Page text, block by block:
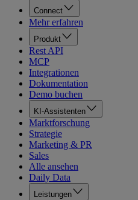
Connect
Mehr erfahren
Produkt
Rest API
MCP
Integrationen
Dokumentation
Demo buchen
KI-Assistenten
Marktforschung
Strategie
Marketing & PR
Sales
Alle ansehen
Daily Data
Leistungen